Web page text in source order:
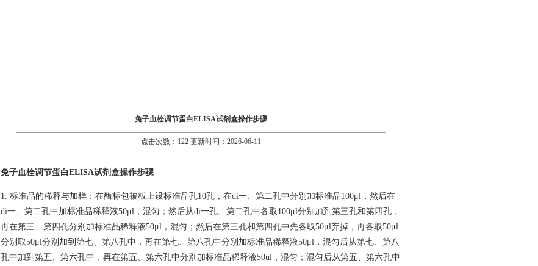
兔子血栓调节蛋白ELISA试剂盒操作步骤
点击次数：122 更新时间：2026-06-11
兔子血栓调节蛋白ELISA试剂盒操作步骤
1. 标准品的稀释与加样：在酶标包被板上设标准品孔10孔，在di一、第二孔中分别加标准品100μl，然后在
di一、第二孔中加标准品稀释液50μl，混匀；然后从di一孔、第二孔中各取100μl分别加到第三孔和第四孔，
再在第三、第四孔分别加标准品稀释液50μl，混匀；然后在第三孔和第四孔中先各取50μl弃掉，再各取50μl
分别取50μl分别加到第七、第八孔中，再在第七、第八孔中分别加标准品稀释液50μl，混匀后从第七、第八
孔中加到第五、第六孔中，再在第五、第六孔中分别加标准品稀释液50ul，混匀；混匀后从第五、第六孔中